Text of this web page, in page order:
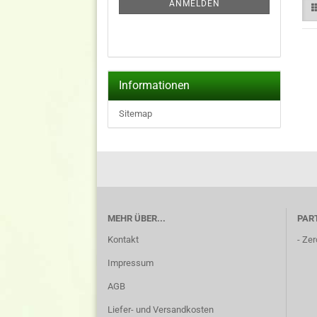
ANMELDEN
Informationen
Sitemap
MEHR ÜBER...
Kontakt
Impressum
AGB
Liefer- und Versandkosten
-